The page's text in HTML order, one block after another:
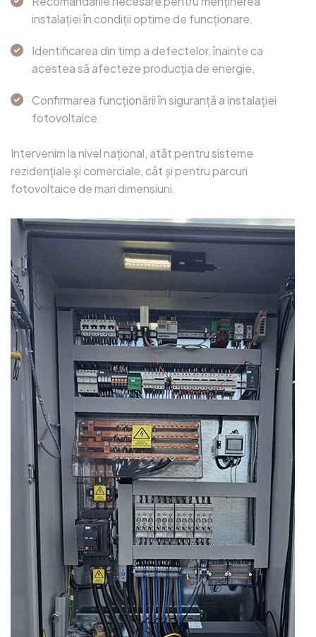
instalației în condiții optime de funcționare.
Identificarea din timp a defectelor, înainte ca
acestea să afecteze producția de energie.
Confirmarea funcționării în siguranță a instalației
fotovoltaice.
Intervenim la nivel național, atât pentru sisteme
rezidențiale și comerciale, cât și pentru parcuri
fotovoltaice de mari dimensiuni.